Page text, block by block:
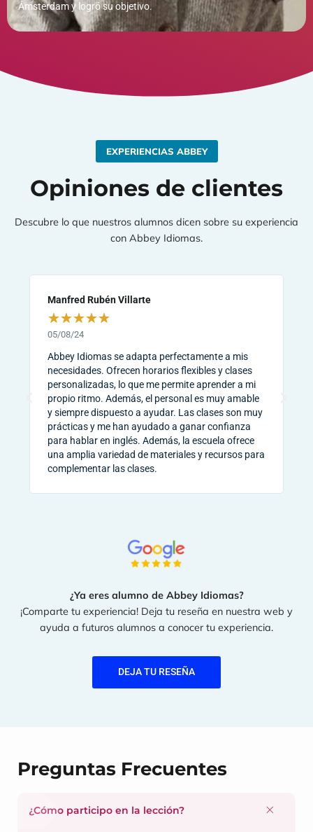
Ámsterdam y logró su objetivo.
EXPERIENCIAS ABBEY
Opiniones de clientes
Descubre lo que nuestros alumnos dicen sobre su experiencia
con Abbey Idiomas.
Manfred Rubén Villarte
★★★★★
05/08/24
Abbey Idiomas se adapta perfectamente a mis
necesidades. Ofrecen horarios flexibles y clases
personalizadas, lo que me permite aprender a mi
propio ritmo. Además, el personal es muy amable
y siempre dispuesto a ayudar. Las clases son muy
prácticas y me han ayudado a ganar confianza
para hablar en inglés. Además, la escuela ofrece
una amplia variedad de materiales y recursos para
complementar las clases.
¿Ya eres alumno de Abbey Idiomas?
¡Comparte tu experiencia! Deja tu reseña en nuestra web y
ayuda a futuros alumnos a conocer tu experiencia.
DEJA TU RESEÑA
Preguntas Frecuentes
¿Cómo participo en la lección?